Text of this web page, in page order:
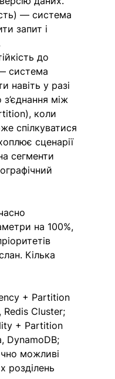
— система
запит і
до
система
навіть у разі
між
коли
спілкуватися
сценарії
сегменти
на 100%,
Кілька
+ Partition
Redis Cluster;
+ Partition
DynamoDB;
можливі
розділень